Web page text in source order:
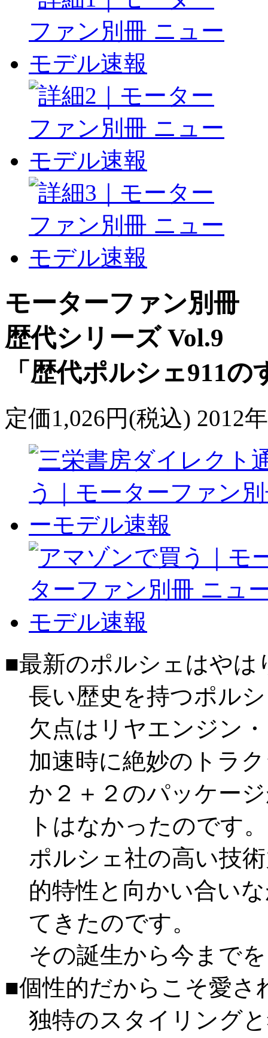
モーターファン別冊
歴代シリーズ Vol.9
「歴代ポルシェ911の
定価1,026円(税込) 2012
■最新のポルシェはやは
長い歴史を持つポル
欠点はリヤエンジン
加速時に絶妙のトラ
か２＋２のパッケー
トはなかったのです。
ポルシェ社の高い技
的特性と向かい合い
てきたのです。
その誕生から今まで
■個性的だからこそ愛さ
独特のスタイリング